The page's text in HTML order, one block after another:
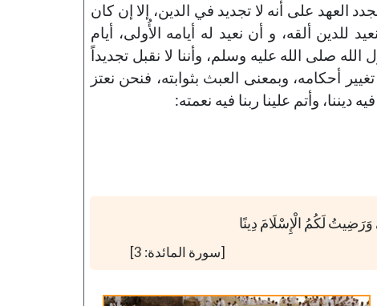
العهد على أنه لا تجديد في الدين، إلا إن كان
للدين ألقه، و أن نعيد له أيامه الأُولى، أيام
صلى الله عليه وسلم، وأننا لا نقبل تجديداً
أحكامه، وبمعنى العبث بثوابته، فنحن نعتز
ديننا، وأتم علينا ربنا فيه نعمته:
لَكُمُ الْإِسْلَامَ دِينًا
[سورة المائدة: 3]